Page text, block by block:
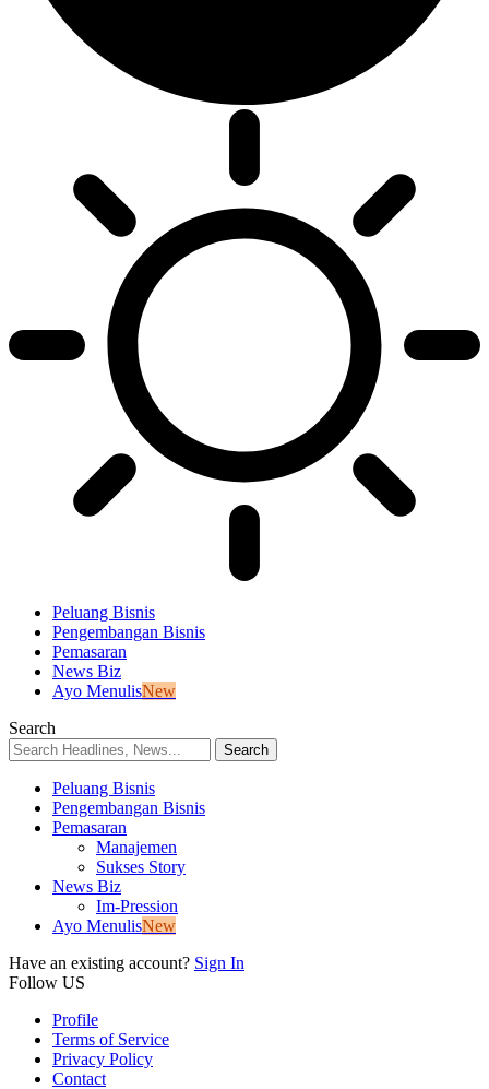
Peluang Bisnis
Pengembangan Bisnis
Pemasaran
News Biz
Ayo MenulisNew
Search
Peluang Bisnis
Pengembangan Bisnis
Pemasaran
Manajemen
Sukses Story
News Biz
Im-Pression
Ayo MenulisNew
Have an existing account? Sign In
Follow US
Profile
Terms of Service
Privacy Policy
Contact